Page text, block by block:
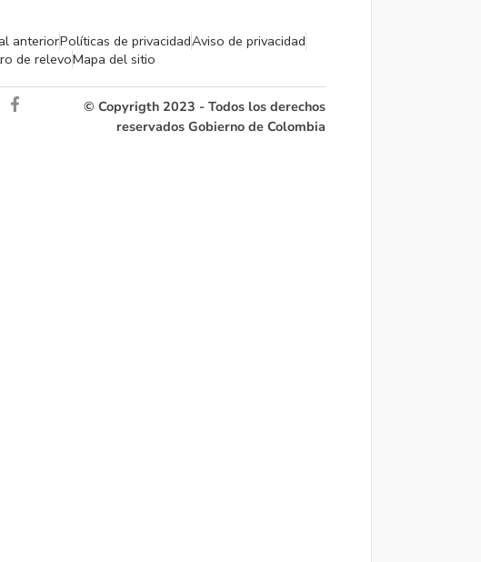
anteriorPolíticas de privacidadAviso de privacidad
de relevoMapa del sitio
© Copyrigth 2023 - Todos los derechos
reservados Gobierno de Colombia